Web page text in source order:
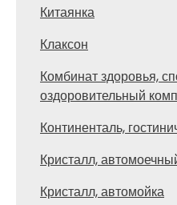
Китаянка
Клаксон
Комбинат здоровья,
оздоровительный
Континенталь,
Кристалл,
Кристалл, автомойка